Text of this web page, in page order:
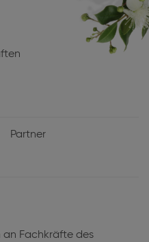
Partner
an Fachkräfte des